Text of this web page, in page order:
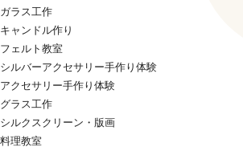
ガラス工作
キャンドル作り
フェルト教室
シルバーアクセサリー手作り体験
アクセサリー手作り体験
グラス工作
シルクスクリーン・版画
料理教室